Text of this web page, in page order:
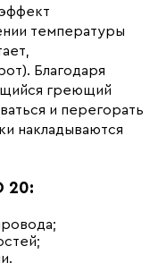
температуры
Благодаря
греющий
и перегорать
накладываются
20: